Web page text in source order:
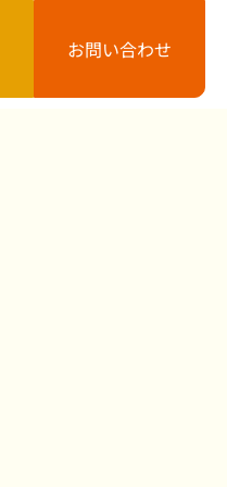
お問い合わせ